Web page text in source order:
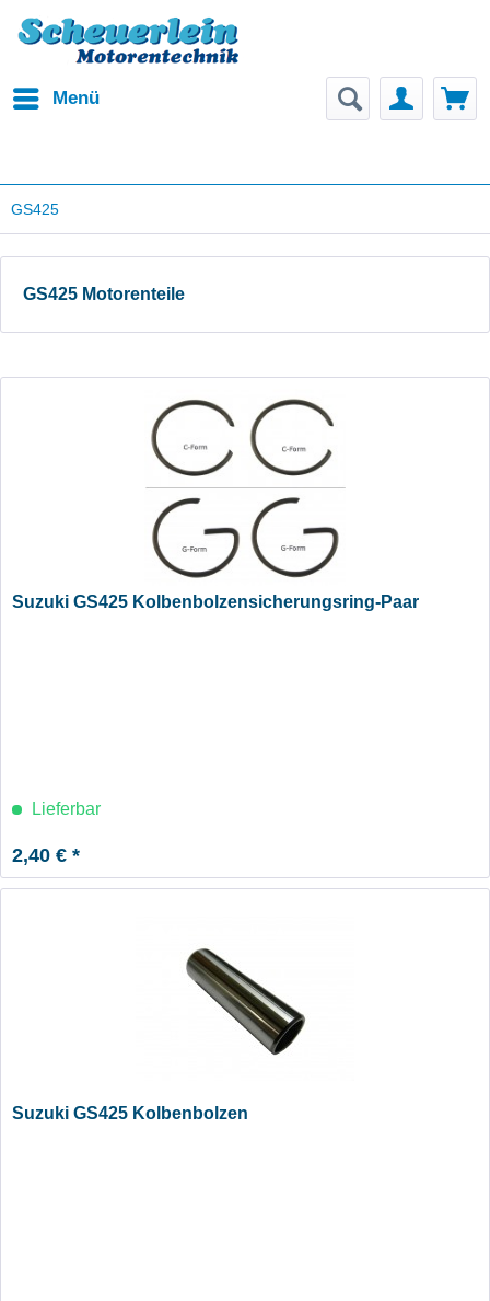
Menü
GS425
GS425 Motorenteile
Suzuki GS425 Kolbenbolzensicherungsring-Paar
Lieferbar
2,40 € *
Suzuki GS425 Kolbenbolzen